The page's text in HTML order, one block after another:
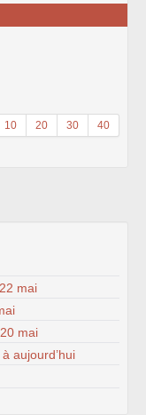
10 20 30 40
mai
mai
aujourd’hui